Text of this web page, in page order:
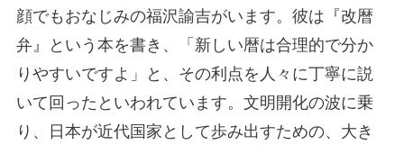
顔でもおなじみの福沢諭吉がいます。彼は『改暦
弁』という本を書き、「新しい暦は合理的で分か
りやすいですよ」と、その利点を人々に丁寧に説
いて回ったといわれています。文明開化の波に乗
り、日本が近代国家として歩み出すための、大き